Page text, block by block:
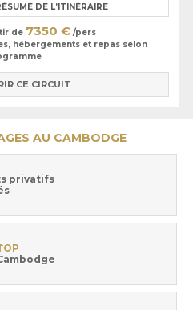
DE L’ITINÉRAIRE
de 7350 €/pers
hébergements et repas selon
CE CIRCUIT
AU CAMBODGE
privatifs